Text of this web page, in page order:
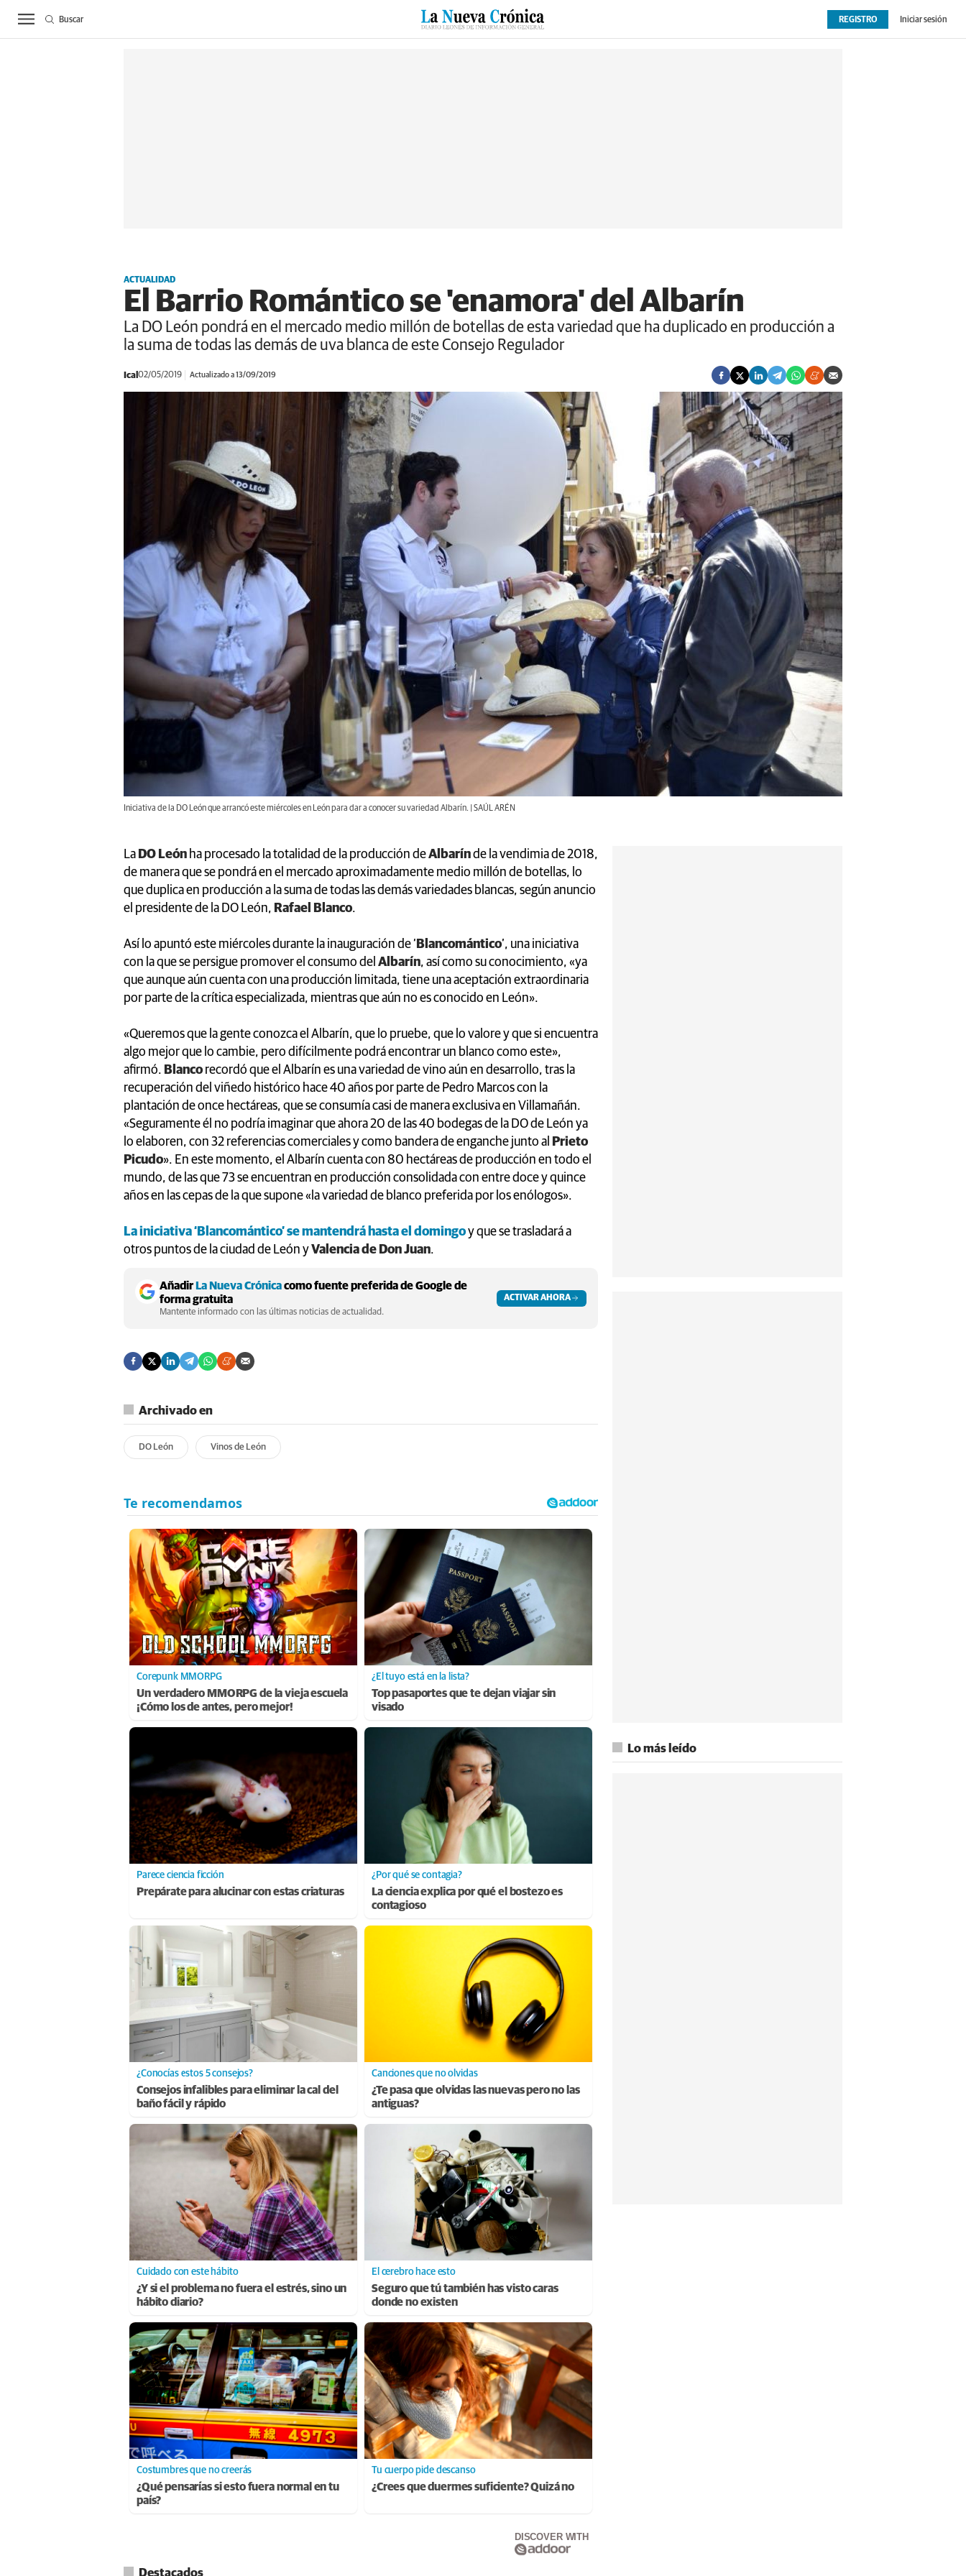
ACTUALIDAD BIERZO SUCESOS CULTURAS ESPECIALES DEPORTES OPINIÓN EXTRAS
REGISTRO Iniciar sesión
Buscar
ACTUALIDAD
El Barrio Romántico se 'enamora' del Albarín
La DO León pondrá en el mercado medio millón de botellas de esta variedad que ha duplicado en producción a
la suma de todas las demás de uva blanca de este Consejo Regulador
Ical 02/05/2019 Actualizado a 13/09/2019
Iniciativa de la DO León que arrancó este miércoles en León para dar a conocer su variedad Albarín. | SAÚL ARÉN
La DO León ha procesado la totalidad de la producción deAlbarínde la vendimia de 2018,
de manera que se pondrá en el mercado aproximadamente medio millón de botellas, lo
que duplica en producción a la suma de todas las demás variedades blancas, según anuncio
el presidente de la DO León, Rafael Blanco.
Así lo apuntó este miércoles durante la inauguración de ‘ Blancomántico’, una iniciativa
con la que se persigue promover el consumo del Albarín, así como su conocimiento, «ya
que aunque aún cuenta con una producción limitada, tiene una aceptación extraordinaria
por parte de la crítica especializada, mientras que aún no es conocido en León».
«Queremos que la gente conozca el Albarín, que lo pruebe, que lo valore y que si encuentra
algo mejor que lo cambie, pero difícilmente podrá encontrar un blanco como este»,
afirmó. Blanco recordó que el Albarín es una variedad de vino aún en desarrollo, tras la
recuperación del viñedo histórico hace 40 años por parte de Pedro Marcos con la
plantación de once hectáreas, que se consumía casi de manera exclusiva en Villamañán.
«Seguramente él no podría imaginar que ahora 20 de las 40 bodegas de la DO de León ya
lo elaboren, con 32 referencias comerciales y como bandera de enganche junto al
Prieto
Picudo». En este momento, el Albarín cuenta con 80 hectáreas de producción en todo el
mundo, de las que 73 se encuentran en producción consolidada con entre doce y quince
años en las cepas de la que supone «la variedad de blanco preferida por los enólogos».
La iniciativa ‘Blancomántico’ se mantendrá hasta el domingoy que se trasladará a
otros puntos de la ciudad de León yValencia de Don Juan.
AñadirLa Nueva Crónicacomo fuente preferida de Google de
forma gratuita
Mantente informado con las últimas noticias de actualidad.
ACTIVAR AHORA
Archivado en
DO León Vinos de León
Corepunk MMORPG
Un verdadero MMORPG de la vieja escuela
¡Cómo los de antes, pero mejor!
¿El tuyo está en la lista?
Top pasaportes que te dejan viajar sin
visado
Parece ciencia ficción
Prepárate para alucinar con estas criaturas
¿Por qué se contagia?
La ciencia explica por qué el bostezo es
contagioso
¿Conocías estos 5 consejos?
Consejos infalibles para eliminar la cal del
baño fácil y rápido
Canciones que no olvidas
¿Te pasa que olvidas las nuevas pero no las
antiguas?
Cuidado con este hábito
¿Y si el problema no fuera el estrés, sino un
hábito diario?
El cerebro hace esto
Seguro que tú también has visto caras
donde no existen
Costumbres que no creerás
¿Qué pensarías si esto fuera normal en tu
país?
Tu cuerpo pide descanso
¿Crees que duermes suficiente? Quizá no
DISCOVER WITH
Lo más leído